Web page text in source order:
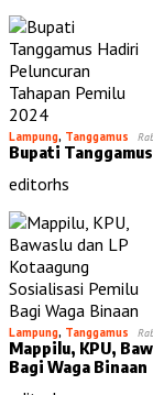
Lampung, Tanggamus
Bupati
editorhs
Lampung, Tanggamus
Mappilu, KPU,
Bagi Waga Binaan